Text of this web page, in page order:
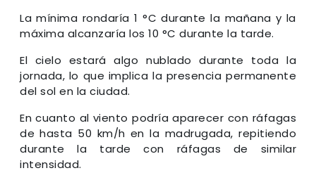
La mínima rondaría 1 °C durante la mañana y la
máxima alcanzaría los 10 °C durante la tarde.
El cielo estará algo nublado durante toda la
jornada, lo que implica la presencia permanente
del sol en la ciudad.
En cuanto al viento podría aparecer con ráfagas
de hasta 50 km/h en la madrugada, repitiendo
durante la tarde con ráfagas de similar
intensidad.